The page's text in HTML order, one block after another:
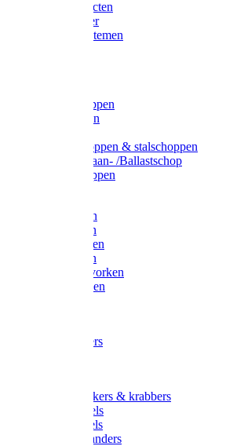
Tuin producten
Fruitplukker
Ophangsystemen
Betonschoppen
Schepbatsen
Ballastschoppen & stalschoppen
Slijtsrip Graan- /Ballastschop
Graanschoppen
Hooivorken
Mestvorken
Bietenvorken
Maisvorken
Aardappelvorken
Vijgenvorken
Tuinkrabbers
Onkruidstekers & krabbers
Hartschoffels
Ruitschoffels
Onkruidbranders